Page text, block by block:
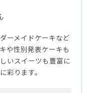
ーメイドケーキなど
や性別発表ケーキも
いスイーツも豊富に
彩ります。